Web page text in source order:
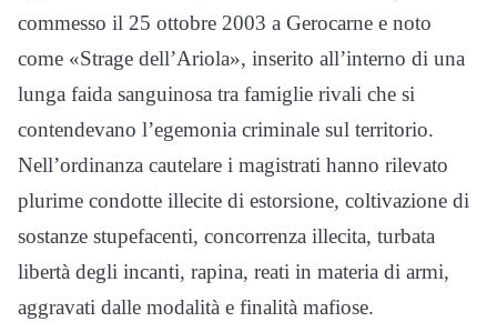
commesso il 25 ottobre 2003 a Gerocarne e noto
come «Strage dell’Ariola», inserito all’interno di una
lunga faida sanguinosa tra famiglie rivali che si
contendevano l’egemonia criminale sul territorio.
Nell’ordinanza cautelare i magistrati hanno rilevato
plurime condotte illecite di estorsione, coltivazione di
sostanze stupefacenti, concorrenza illecita, turbata
libertà degli incanti, rapina, reati in materia di armi,
aggravati dalle modalità e finalità mafiose.